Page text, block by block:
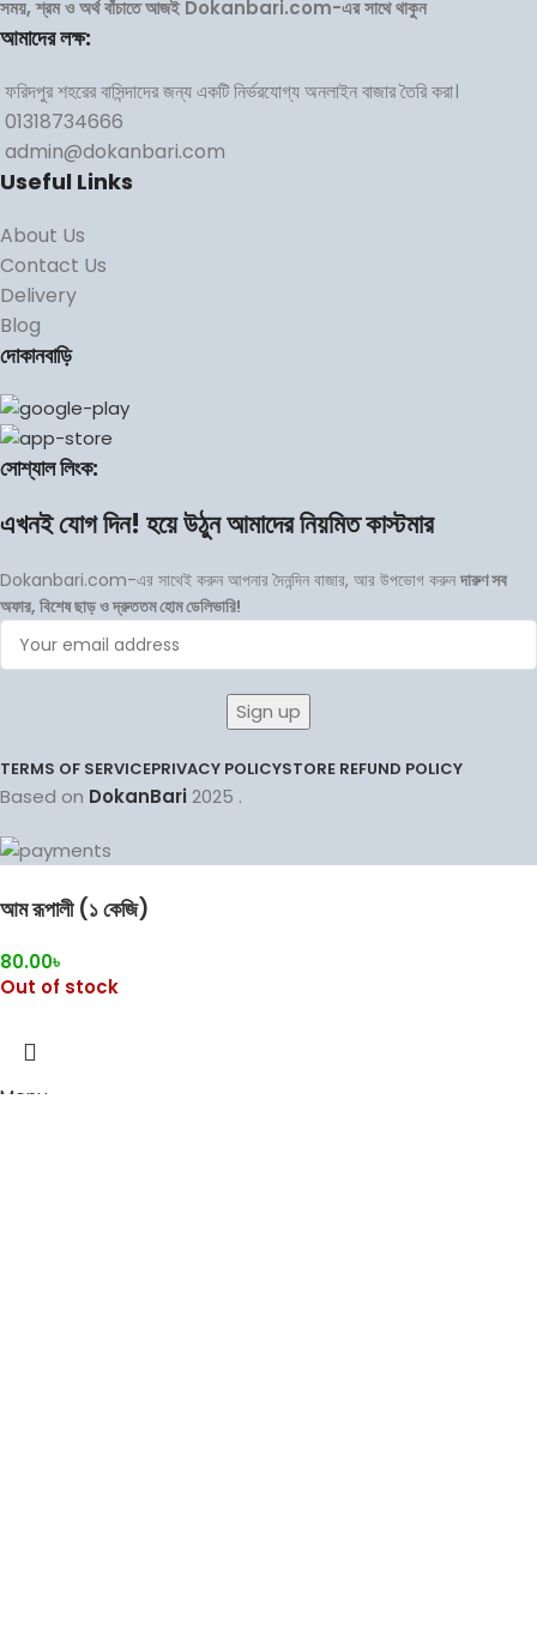
সময়, শ্রম ও অর্থ বাঁচাতে আজই Dokanbari.com-এর সাথে থাকুন
আমাদের লক্ষ:
ফরিদপুর শহরের বাসিন্দাদের জন্য একটি নির্ভরযোগ্য অনলাইন বাজার তৈরি করা।
01318734666
admin@dokanbari.com
Useful Links
About Us
Contact Us
Delivery
Blog
দোকানবাড়ি
সোশ্যাল লিংক:
এখনই যোগ দিন! হয়ে উঠুন আমাদের নিয়মিত কাস্টমার
Dokanbari.com-এর সাথেই করুন আপনার দৈনন্দিন বাজার, আর উপভোগ করুনদারুণ সব
অফার, বিশেষ ছাড় ও দ্রুততম হোম ডেলিভারি!
TERMS OF SERVICEPRIVACY POLICYSTORE REFUND POLICY
Based on DokanBari2025 .
আম রূপালী (১ কেজি)
80.00৳
Out of stock
Menu